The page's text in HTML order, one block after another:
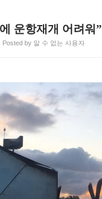
운항재개 어려워”
Posted by 알 수 없는 사용자